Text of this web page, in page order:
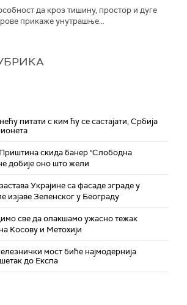
да кроз тишину, простор и дуге
прикаже унутрашње...
питати с ким ћу се састајати, Србија
скида банер "Слободна
добије оно што жели
Украјине са фасаде зграде у
изјаве Зеленског у Београду
све да олакшамо ужасно тежак
Косову и Метохији
мост биће најмодернија
до Експа